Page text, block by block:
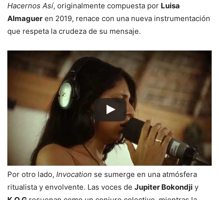
Hacernos Así, originalmente compuesta por Luisa
Almaguer en 2019, renace con una nueva instrumentación
que respeta la crudeza de su mensaje.
Por otro lado, Invocation se sumerge en una atmósfera
ritualista y envolvente. Las voces de Jupiter Bokondji y